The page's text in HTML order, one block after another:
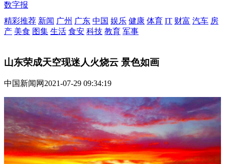
数字报
精彩推荐 新闻 广州 广东 中国 娱乐 健康 体育 IT 财富 汽车 房
产 美食 图集 生活 食安 科技 教育 军事
山东荣成天空现迷人火烧云 景色如画
中国新闻网 2021-07-29 09:34:19